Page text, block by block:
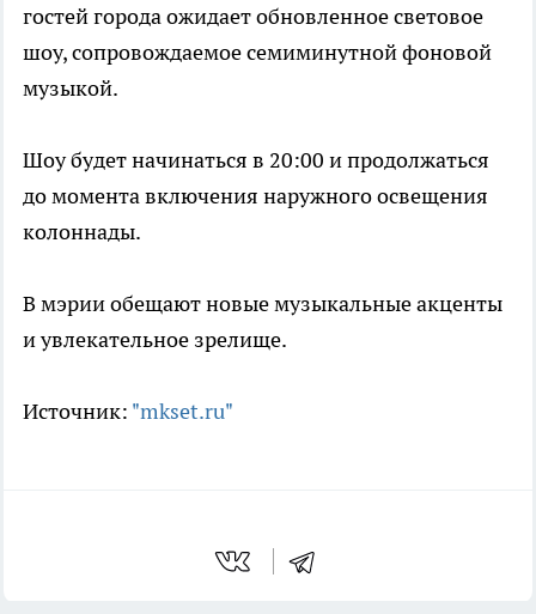
гостей города ожидает обновленное световое
шоу, сопровождаемое семиминутной фоновой
музыкой.
Шоу будет начинаться в 20:00 и продолжаться
до момента включения наружного освещения
колоннады.
В мэрии обещают новые музыкальные акценты
и увлекательное зрелище.
Источник: "mkset.ru"